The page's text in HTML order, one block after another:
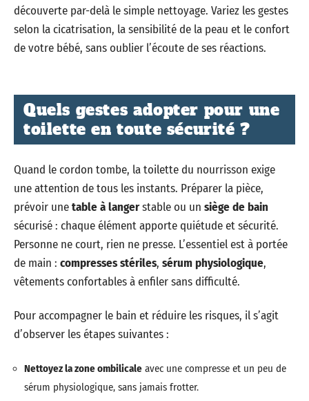
découverte par-delà le simple nettoyage. Variez les gestes
selon la cicatrisation, la sensibilité de la peau et le confort
de votre bébé, sans oublier l’écoute de ses réactions.
Quels gestes adopter pour une
toilette en toute sécurité ?
Quand le cordon tombe, la toilette du nourrisson exige
une attention de tous les instants. Préparer la pièce,
prévoir unetable à langerstable ou un siège de bain
sécurisé : chaque élément apporte quiétude et sécurité.
Personne ne court, rien ne presse. L’essentiel est à portée
de main : compresses stériles, sérum physiologique,
vêtements confortables à enfiler sans difficulté.
Pour accompagner le bain et réduire les risques, il s’agit
d’observer les étapes suivantes :
Nettoyez la zone ombilicale avec une compresse et un peu de
sérum physiologique, sans jamais frotter.